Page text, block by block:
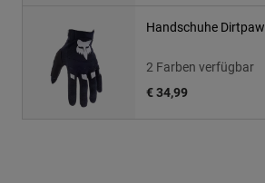
Handschuhe Dirtpaw
2 Farben verfügbar
€ 34,99